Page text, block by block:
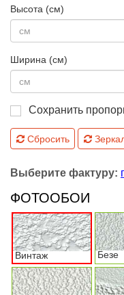
Высота (см)
Ширина (см)
Сохранить
Сбросить
Выберите фактуру:
ФОТООБОИ
Винтаж Безе